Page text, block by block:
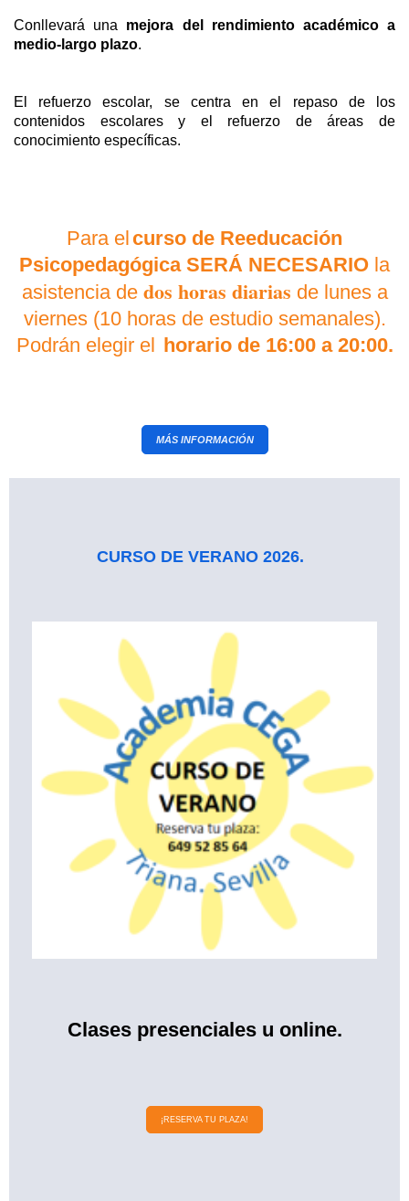
Conllevará una mejora del rendimiento académico a
medio-largo plazo.
El refuerzo escolar, se centra en el repaso de los
contenidos escolares y el refuerzo de áreas de
conocimiento específicas.
Para elcurso de Reeducación
Psicopedagógica SERÁ NECESARIO la
asistencia de dos horas diarias de lunes a
viernes (10 horas de estudio semanales).
Podrán elegir el horario de 16:00 a 20:00.
MÁS INFORMACIÓN
CURSO DE VERANO 2026.
Clases presenciales u online.
¡RESERVA TU PLAZA!